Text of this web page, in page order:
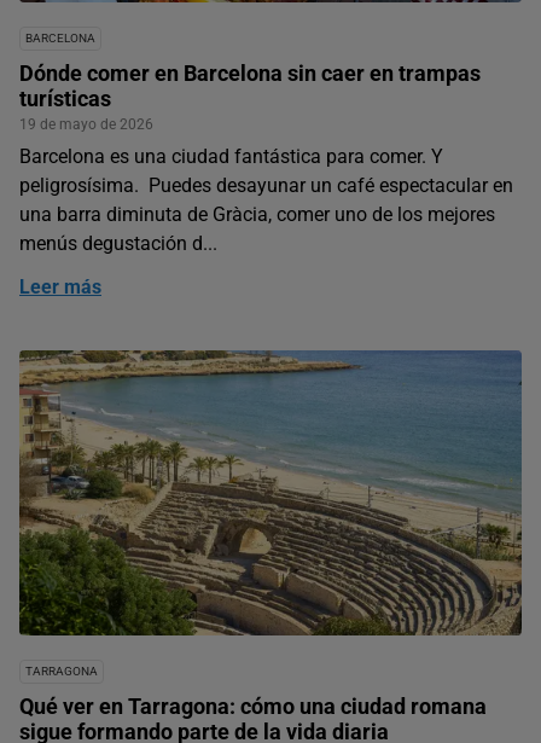
BARCELONA
Dónde comer en Barcelona sin caer en trampas
turísticas
19 de mayo de 2026
Barcelona es una ciudad fantástica para comer. Y
peligrosísima. Puedes desayunar un café espectacular en
una barra diminuta de Gràcia, comer uno de los mejores
menús degustación d...
Leer más
TARRAGONA
Qué ver en Tarragona: cómo una ciudad romana
sigue formando parte de la vida diaria